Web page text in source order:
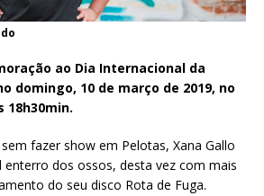
ao Dia Internacional da
domingo, 10 de março de 2019, no
18h30min.
fazer show em Pelotas, Xana Gallo
dos ossos, desta vez com mais
do seu disco Rota de Fuga.